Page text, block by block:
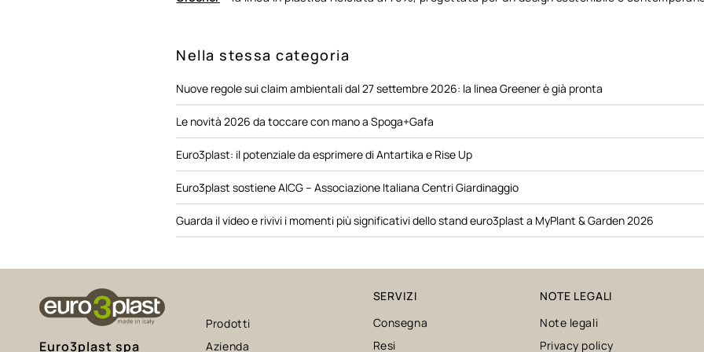
Nella stessa categoria
Nuove regole sui claim ambientali dal 27 settembre 2026: la linea Greener è già pronta
Le novità 2026 da toccare con mano a Spoga+Gafa
Euro3plast: il potenziale da esprimere di Antartika e Rise Up
Euro3plast sostiene AICG – Associazione Italiana Centri Giardinaggio
Guarda il video e rivivi i momenti più significativi dello stand euro3plast a MyPlant & Garden 2026
Euro3plast spa
Prodotti
Azienda
SERVIZI
Consegna
Resi
NOTE LEGALI
Note legali
Privacy policy